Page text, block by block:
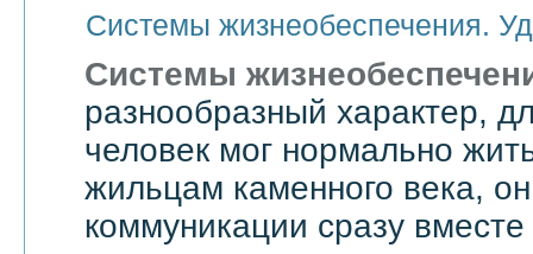
Системы жизнеобеспечения.
Системы
разнообразный характер,
человек мог нормально
жильцам каменного века,
коммуникации сразу